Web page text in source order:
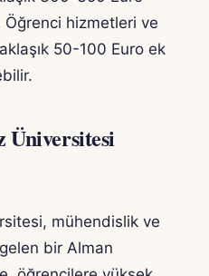
Öğrenci hizmetleri ve
50-100 Euro ek
Üniversitesi
mühendislik ve
bir Alman